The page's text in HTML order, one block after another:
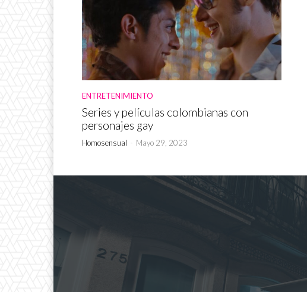
ENTRETENIMIENTO
Series y películas colombianas con
personajes gay
Homosensual - Mayo 29, 2023